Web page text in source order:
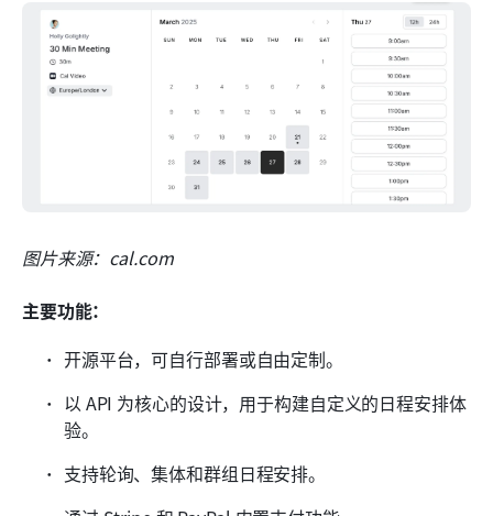
图片来源：cal.com
主要功能：
开源平台，可自行部署或自由定制。
以 API 为核心的设计，用于构建自定义的日程安排体
验。
支持轮询、集体和群组日程安排。